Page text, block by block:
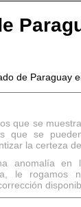
de Paraguay
que se
que se
la certeza
anomalía en
le rogamos